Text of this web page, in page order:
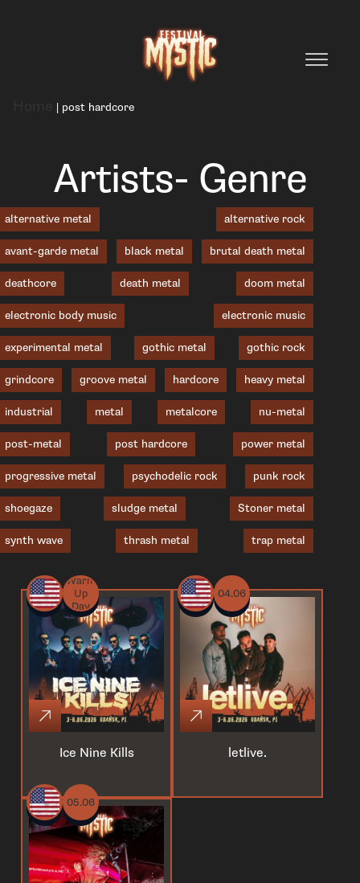
| post hardcore
Artists- Genre
alternative metal alternative rock
avant-garde metal black metal brutal death metal
deathcore death metal doom metal
electronic body music electronic music
experimental metal gothic metal gothic rock
grindcore groove metal hardcore heavy metal
industrial metal metalcore nu-metal
post-metal post hardcore power metal
progressive metal psychodelic rock punk rock
shoegaze sludge metal Stoner metal
synth wave thrash metal trap metal
Warm
Up
Day
Ice Nine Kills
04.06
letlive.
05.06